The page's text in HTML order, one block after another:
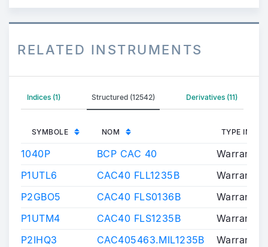
RELATED INSTRUMENTS
Indices (1) Structured (12542) Derivatives (11)
SYMBOLE NOM TYPE
1040P BCP CAC 40
Warrants/
P1UTL6
CAC40 FLL1235B
Warrants/
P2GBO5
CAC40 FLS0136B
Warrants/
P1UTM4
CAC40 FLS1235B
Warrants/
P2IHQ3
CAC405463.MIL1235B Warrants/